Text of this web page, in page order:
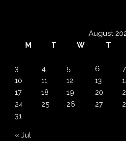
August
M
T W T
3
4 5 6 7
10
11 12 13
17
18 19 20
24
25 26 27
31
« Jul